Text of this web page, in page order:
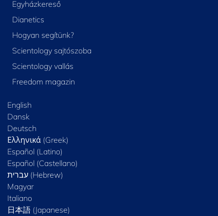
Egyházkereső
Dianetics
Hogyan segítünk?
Scientology sajtószoba
Scientology vallás
Freedom magazin
English
Dansk
Deutsch
Ελληνικά (Greek)
Español (Latino)
Español (Castellano)
Magyar
Italiano
日本語 (Japanese)